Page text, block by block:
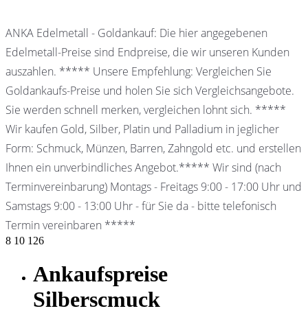
ANKA Edelmetall - Goldankauf: Die hier angegebenen
Edelmetall-Preise sind Endpreise, die wir unseren Kunden
auszahlen. ***** Unsere Empfehlung: Vergleichen Sie
Goldankaufs-Preise und holen Sie sich Vergleichsangebote.
Sie werden schnell merken, vergleichen lohnt sich. *****
Wir kaufen Gold, Silber, Platin und Palladium in jeglicher
Form: Schmuck, Münzen, Barren, Zahngold etc. und erstellen
Ihnen ein unverbindliches Angebot.***** Wir sind (nach
Terminvereinbarung) Montags - Freitags 9:00 - 17:00 Uhr und
Samstags 9:00 - 13:00 Uhr - für Sie da - bitte telefonisch
Termin vereinbaren *****
8 10 126
Ankaufspreise
Silberscmuck